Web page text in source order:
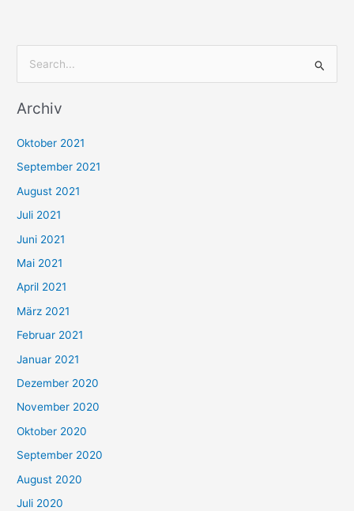
c
n
n
a
c
h
:
Archiv
Oktober 2021
September 2021
August 2021
Juli 2021
Juni 2021
Mai 2021
April 2021
März 2021
Februar 2021
Januar 2021
Dezember 2020
November 2020
Oktober 2020
September 2020
August 2020
Juli 2020